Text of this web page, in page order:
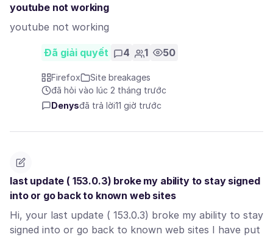
youtube not working
youtube not working
Đã giải quyết 4 1 50
Firefox
Site breakages
đã hỏi vào lúc 2 tháng trước
Denysđã trả lời11 giờ trước
last update ( 153.0.3) broke my ability to stay signed
into or go back to known web sites
Hi, your last update ( 153.0.3) broke my ability to stay
signed into or go back to known web sites I have put